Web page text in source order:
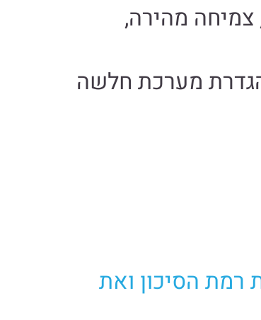
צמיחה מהירה,
מערכת חלשה
רמת הסיכון ואת